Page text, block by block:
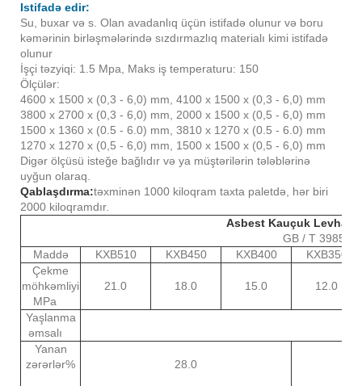
Istifadə edir:
Su, buxar və s. Olan avadanlıq üçün istifadə olunur və boru
kəmərinin birləşmələrində sızdırmazlıq materialı kimi istifadə
olunur
İşçi təzyiqi: 1.5 Mpa, Maks iş temperaturu: 150
Ölçülər:
4600 x 1500 x (0,3 - 6,0) mm, 4100 x 1500 x (0,3 - 6,0) mm
3800 x 2700 x (0,3 - 6,0) mm, 2000 x 1500 x (0,5 - 6,0) mm
1500 x 1360 x (0.5 - 6.0) mm, 3810 x 1270 x (0.5 - 6.0) mm
1270 x 1270 x (0,5 - 6,0) mm, 1500 x 1500 x (0,5 - 6,0) mm
Digər ölçüsü isteğe bağlıdır və ya müştərilərin tələblərinə
uyğun olaraq.
Qablaşdırma:təxminən 1000 kiloqram taxta paletdə, hər biri
2000 kiloqramdır.
Asbest Kauçuk
GB / T 3985-
Maddə
KXB510 KXB450 KXB400
KXB350
Çekme
möhkəmliyi
MPa
21.0 18.0 15.0 12.0
Yaşlanma
əmsalı
Yanan
zərərlər%
28.0